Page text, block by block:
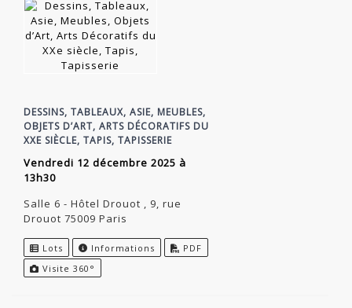
DESSINS, TABLEAUX, ASIE, MEUBLES,
OBJETS D’ART, ARTS DÉCORATIFS DU
XXE SIÈCLE, TAPIS, TAPISSERIE
vendredi 12 décembre 2025 à
13h30
Salle 6 - Hôtel Drouot , 9, rue
Drouot 75009 Paris
Lots Informations
PDF
Visite 360°